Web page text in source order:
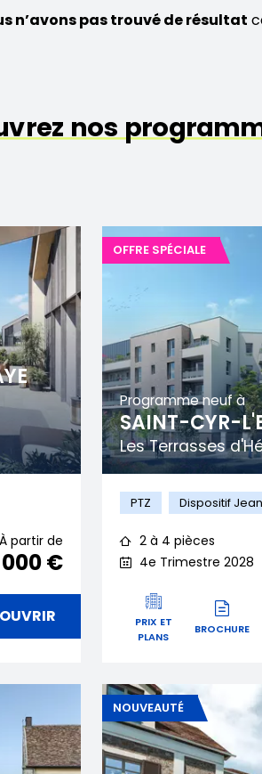
n’avons pas trouvé de résultat
nos
À partir de
€
Programme neuf à
SAINT-CYR-
Les Terrasses
OFFRE SPÉCIALE
PTZ Dispositif
2 à 4 pièces
4e Trimestre 2028
PRIX ET
PLANS
BROCHURE
NOUVEAUTÉ